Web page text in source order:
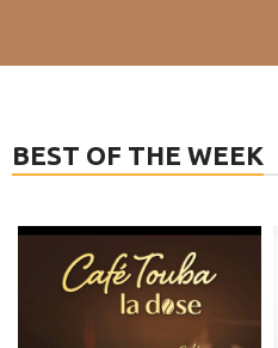
BEST OF THE WEEK